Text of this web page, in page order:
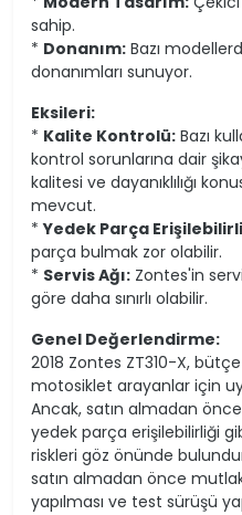
sahip.
* Donanım: Bazı
donanımları sunuyor.
Eksileri:
* Kalite Kontrolü: Bazı
kontrol sorunlarına dair
kalitesi ve dayanıklılığı
mevcut.
*Yedek Parça
parça bulmak zor olabilir.
* Servis Ağı: Zontes'in
göre daha sınırlı olabilir.
Genel Değerlendirme:
2018 Zontes ZT310-X,
motosiklet arayanlar için
Ancak, satın almadan
yedek parça erişilebilirliği
riskleri göz önünde
satın almadan önce
yapılması ve test sürüşü